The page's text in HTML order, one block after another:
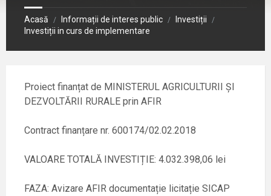
Acasă / Informații de interes public / Investiții /
Investiții in curs de implementare
Proiect finanțat de MINISTERUL AGRICULTURII ȘI
DEZVOLTĂRII RURALE prin AFIR
Contract finanțare nr. 600174/02.02.2018
VALOARE TOTALĂ INVESTIȚIE: 4.032.398,06 lei
FAZA: Avizare AFIR documentație licitație SICAP